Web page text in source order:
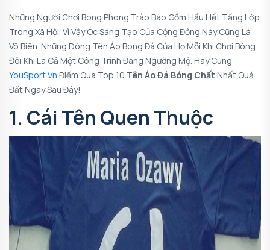
Những Người Chơi Bóng Phong Trào Bao Gồm Hầu Hết Tầng Lớp
Trong Xã Hội. Vì Vậy Óc Sáng Tạo Của Cộng Đồng Này Cũng Là
Vô Biên. Những Dòng Tên Áo Bóng Đá Của Họ Mỗi Khi Chơi Bóng
Đôi Khi Là Cả Một Công Trình Đáng Ngưỡng Mộ. Hãy Cùng
YouSport.vn Điểm Qua Top 10 Tên Áo Đá Bóng Chất Nhất Quả
Đất Ngay Sau Đây!
1. Cái Tên Quen Thuộc